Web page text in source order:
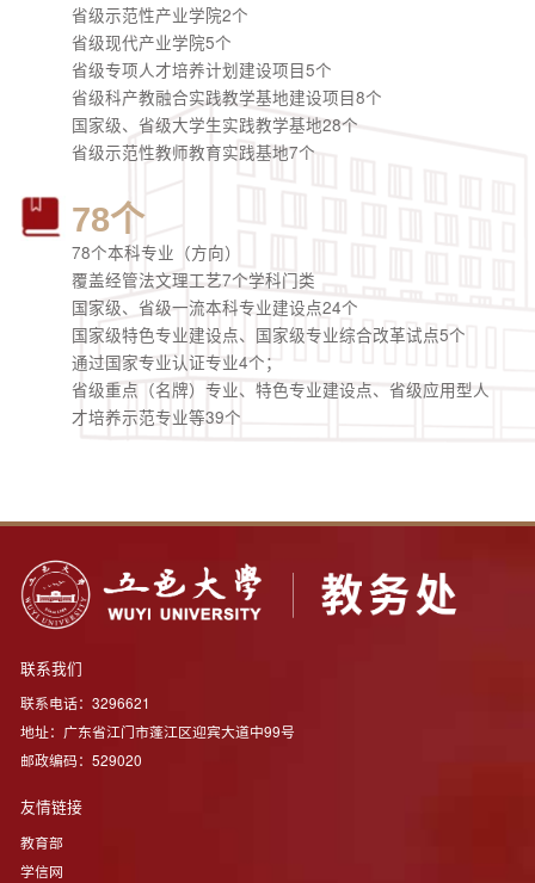
省级示范性产业学院2个
省级现代产业学院5个
省级专项人才培养计划建设项目5个
省级科产教融合实践教学基地建设项目8个
国家级、省级大学生实践教学基地28个
省级示范性教师教育实践基地7个
78个
78个本科专业（方向）
覆盖经管法文理工艺7个学科门类
国家级、省级一流本科专业建设点24个
国家级特色专业建设点、国家级专业综合改革试点5个
通过国家专业认证专业4个；
省级重点（名牌）专业、特色专业建设点、省级应用型人
才培养示范专业等39个
联系我们
联系电话：3296621
地址：广东省江门市蓬江区迎宾大道中99号
邮政编码：529020
友情链接
教育部
学信网